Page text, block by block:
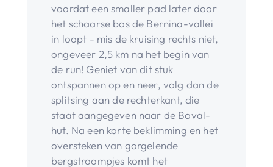
voordat een smaller pad later door
het schaarse bos de Bernina-vallei
in loopt - mis de kruising rechts niet,
ongeveer 2,5 km na het begin van
de run! Geniet van dit stuk
ontspannen op en neer, volg dan de
splitsing aan de rechterkant, die
staat aangegeven naar de Boval-
hut. Na een korte beklimming en het
oversteken van gorgelende
bergstroompjes komt het